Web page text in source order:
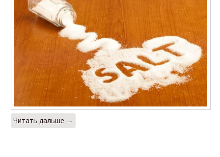
Читать дальше →